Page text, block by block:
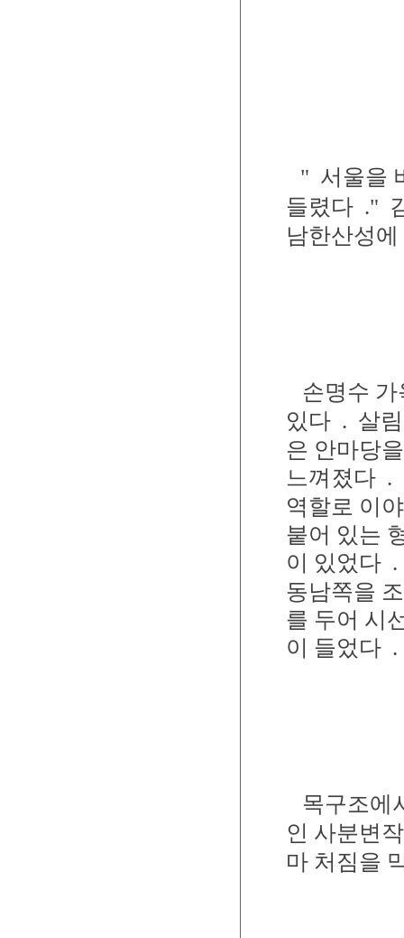
" 서울을
들렸다 ."
남한산성
손명수
있다 . 살
은 안마당
느껴졌다 .
역할로 이
붙어 있는
이 있었다 .
동남쪽을
를 두어 시
이 들었다 .
목구조에
인 사분변
마 처짐을